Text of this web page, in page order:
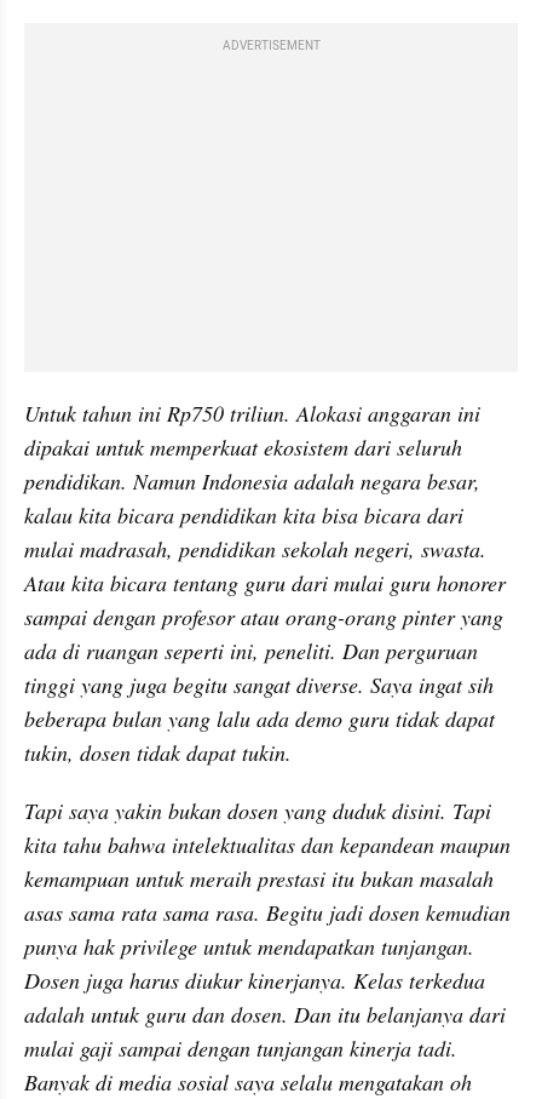
ADVERTISEMENT
Untuk tahun ini Rp750 triliun. Alokasi anggaran ini
dipakai untuk memperkuat ekosistem dari seluruh
pendidikan. Namun Indonesia adalah negara besar,
kalau kita bicara pendidikan kita bisa bicara dari
mulai madrasah, pendidikan sekolah negeri, swasta.
Atau kita bicara tentang guru dari mulai guru honorer
sampai dengan profesor atau orang-orang pinter yang
ada di ruangan seperti ini, peneliti. Dan perguruan
tinggi yang juga begitu sangat diverse. Saya ingat sih
beberapa bulan yang lalu ada demo guru tidak dapat
tukin, dosen tidak dapat tukin.
Tapi saya yakin bukan dosen yang duduk disini. Tapi
kita tahu bahwa intelektualitas dan kepandean maupun
kemampuan untuk meraih prestasi itu bukan masalah
asas sama rata sama rasa. Begitu jadi dosen kemudian
punya hak privilege untuk mendapatkan tunjangan.
Dosen juga harus diukur kinerjanya. Kelas terkedua
adalah untuk guru dan dosen. Dan itu belanjanya dari
mulai gaji sampai dengan tunjangan kinerja tadi.
Banyak di media sosial saya selalu mengatakan oh